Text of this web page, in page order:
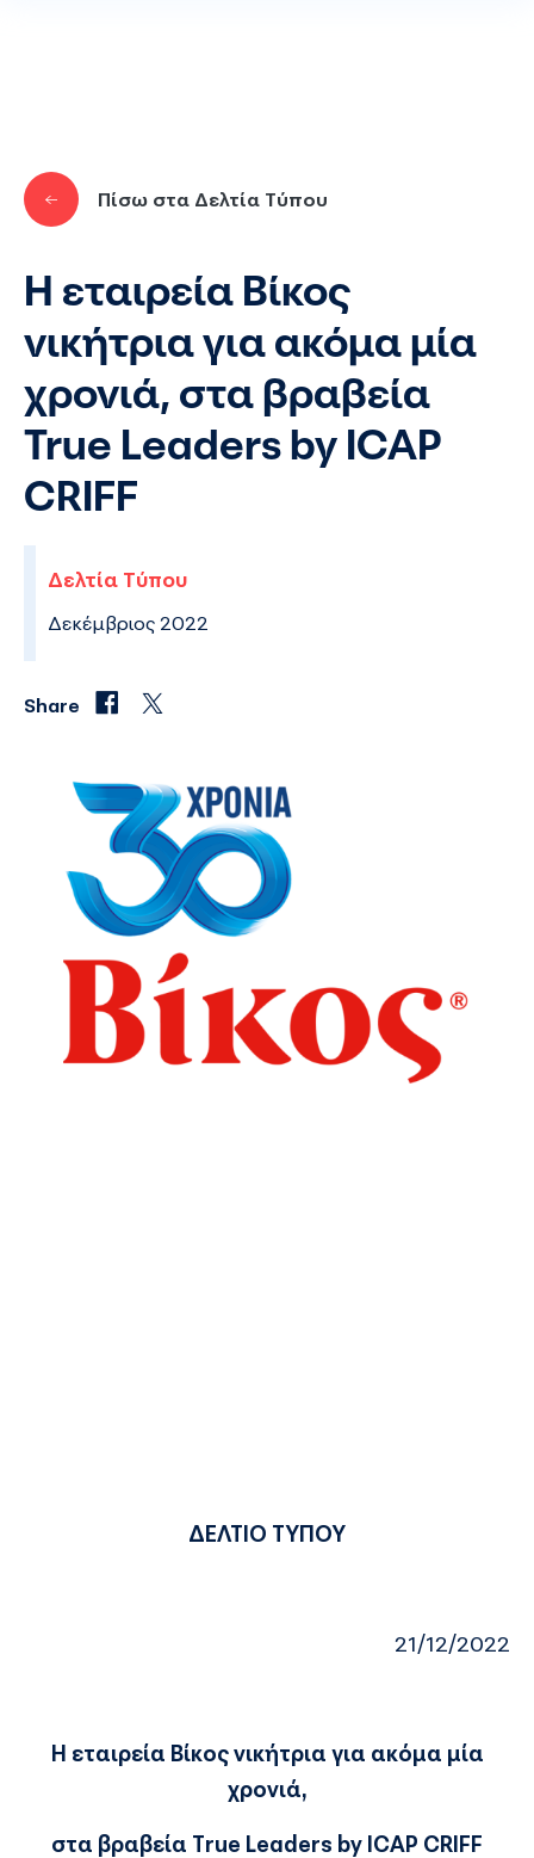
Πίσω στα Δελτία Τύπου
Η εταιρεία Βίκος
νικήτρια για ακόμα μία
χρονιά, στα βραβεία
True Leaders by ICAP
CRIFF
Δελτία Τύπου
Δεκέμβριος 2022
Share
ΔΕΛΤΙΟ ΤΥΠΟΥ
21/12/2022
Η εταιρεία Βίκος νικήτρια για ακόμα μία
χρονιά,
στα βραβεία True Leaders by ICAP CRIFF